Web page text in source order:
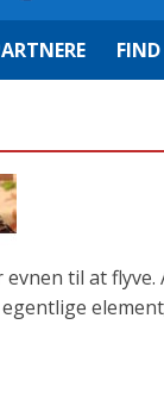
til at flyve.